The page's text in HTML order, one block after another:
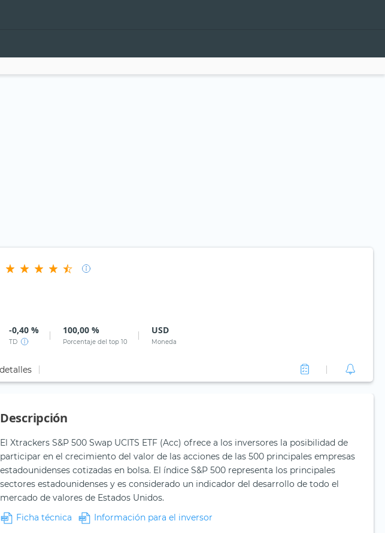
-0,40 %
TD
100,00 %
Porcentaje del top 10
USD
Moneda
Descripción
El Xtrackers S&P 500 Swap UCITS ETF (Acc) ofrece a los inversores la posibilidad de
participar en el crecimiento del valor de las acciones de las 500 principales empresas
estadounidenses cotizadas en bolsa. El índice S&P 500 representa los principales
sectores estadounidenses y es considerado un indicador del desarrollo de todo el
mercado de valores de Estados Unidos.
Ficha técnica
Información para el inversor